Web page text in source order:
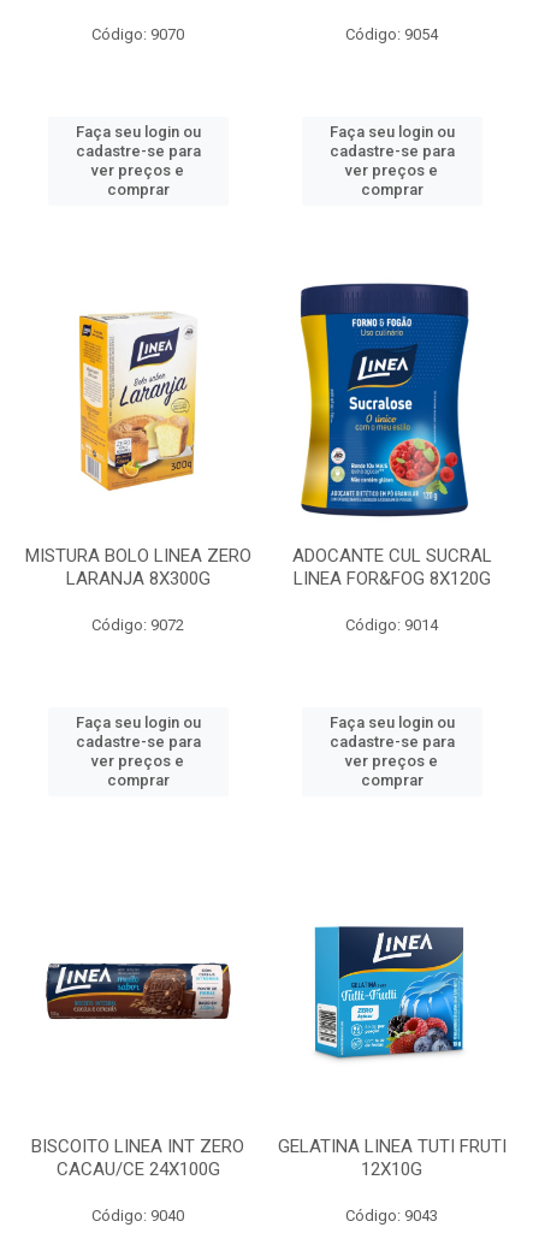
Código: 9070
Faça seu login ou
cadastre-se para
ver preços e
comprar
Código: 9054
Faça seu login ou
cadastre-se para
ver preços e
comprar
MISTURA BOLO LINEA ZERO
LARANJA 8X300G
Código: 9072
Faça seu login ou
cadastre-se para
ver preços e
comprar
ADOCANTE CUL SUCRAL
LINEA FOR&FOG 8X120G
Código: 9014
Faça seu login ou
cadastre-se para
ver preços e
comprar
BISCOITO LINEA INT ZERO
CACAU/CE 24X100G
Código: 9040
GELATINA LINEA TUTI FRUTI
12X10G
Código: 9043